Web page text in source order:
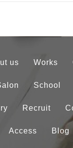
us Works
School
Recruit
Access Blog